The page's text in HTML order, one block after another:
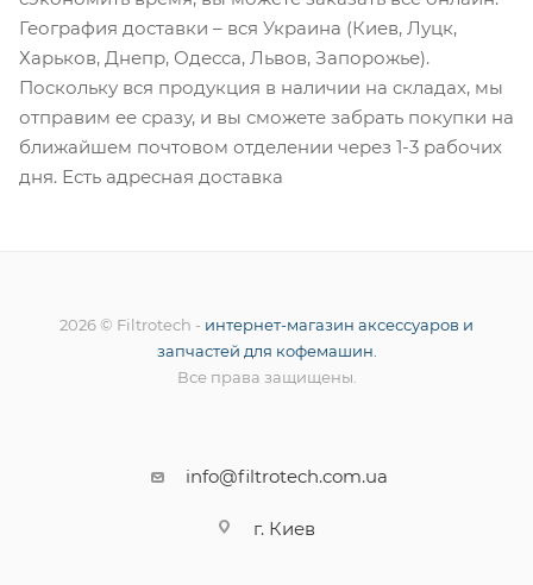
География доставки – вся Украина (Киев, Луцк,
Харьков, Днепр, Одесса, Львов, Запорожье).
Поскольку вся продукция в наличии на складах, мы
отправим ее сразу, и вы сможете забрать покупки на
ближайшем почтовом отделении через 1-3 рабочих
дня. Есть адресная доставка
2026 © Filtrotech - интернет-магазин аксессуаров и
запчастей для кофемашин.
Все права защищены.
info@filtrotech.com.ua
г. Киев